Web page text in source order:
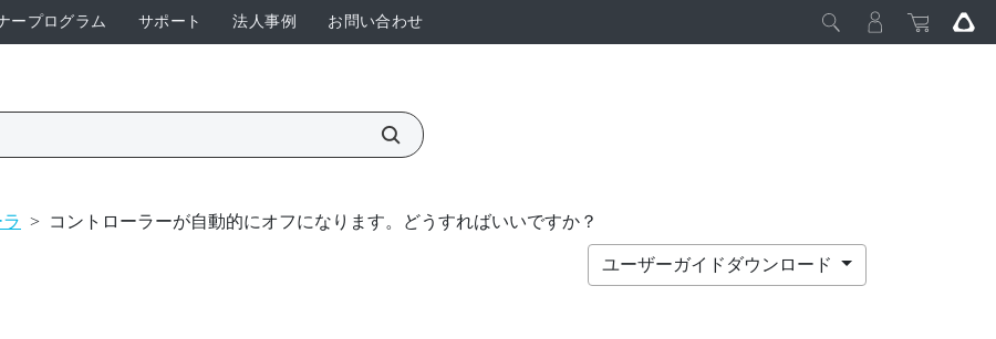
ープログラム サポート 法人事例 お問い合わせ
> コントローラーが自動的にオフになります。どうすればいいですか？
ユーザーガイドダウンロード